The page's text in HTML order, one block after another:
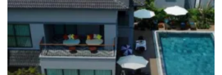
di
RAWAMANGUN